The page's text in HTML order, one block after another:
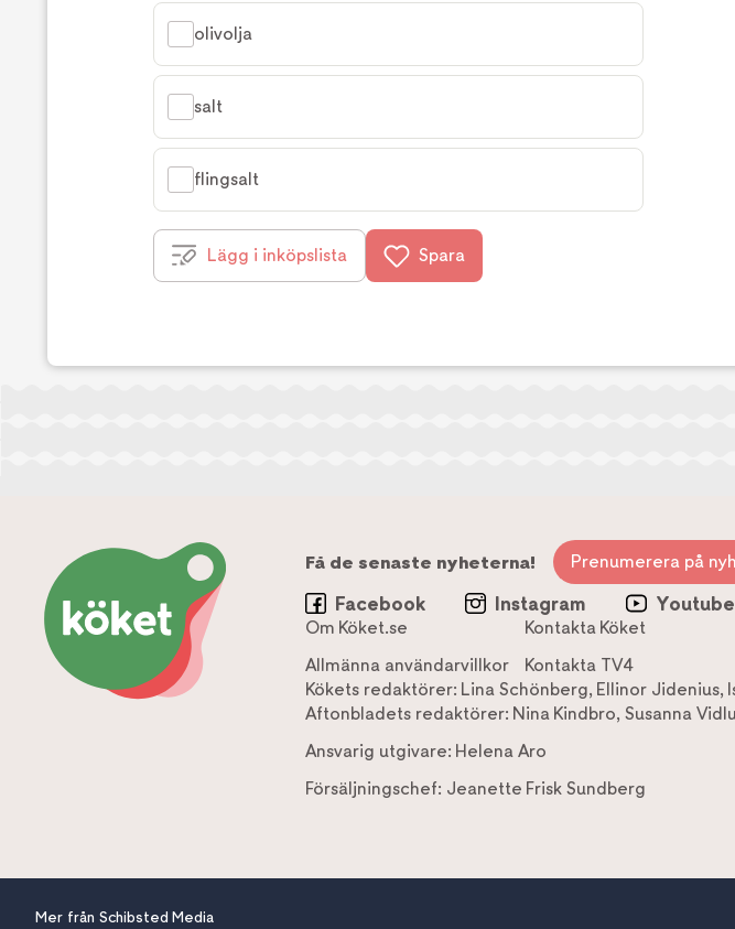
olivolja
salt
flingsalt
Lägg i inköpslista Spara
Få de senaste nyheterna! Prenumerera på
Facebook Instagram Youtube
Om Köket.se Kontakta Köket
Allmänna användarvillkor
Kontakta TV4
Kökets redaktörer: Lina Schönberg, Ellinor Jidenius,
Aftonbladets redaktörer: Nina Kindbro, Susanna
Ansvarig utgivare: Helena Aro
Försäljningschef: Jeanette Frisk Sundberg
Mer från Schibsted Media